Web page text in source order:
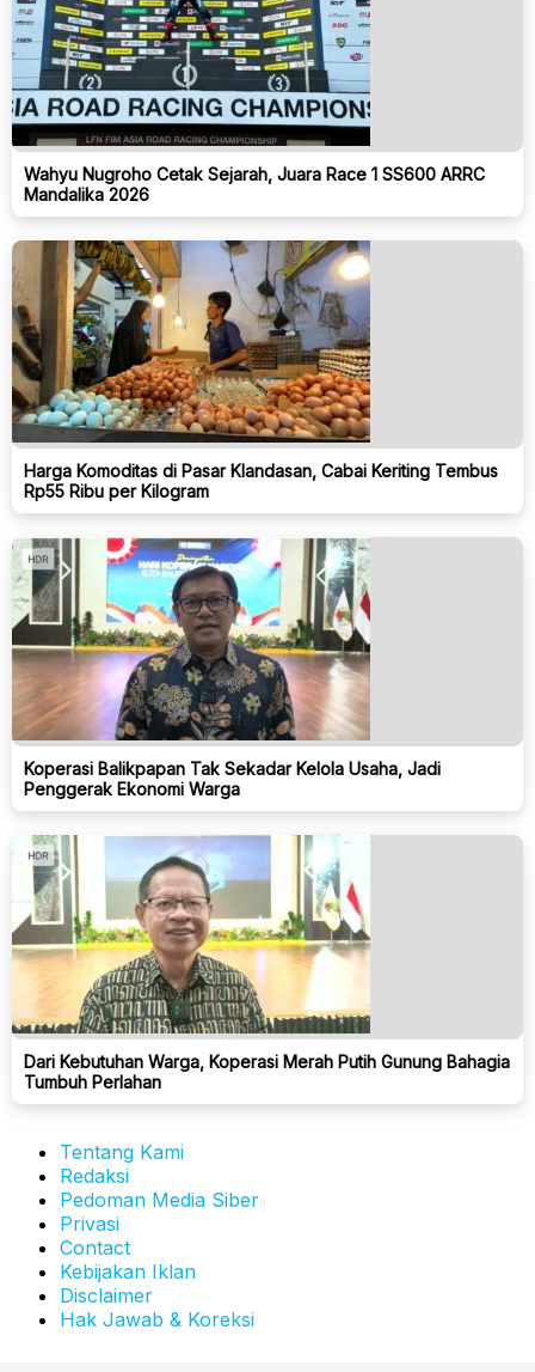
Wahyu Nugroho Cetak Sejarah, Juara Race 1 SS600 ARRC
Mandalika 2026
Harga Komoditas di Pasar Klandasan, Cabai Keriting Tembus
Rp55 Ribu per Kilogram
Koperasi Balikpapan Tak Sekadar Kelola Usaha, Jadi
Penggerak Ekonomi Warga
Dari Kebutuhan Warga, Koperasi Merah Putih Gunung Bahagia
Tumbuh Perlahan
Tentang Kami
Redaksi
Pedoman Media Siber
Privasi
Contact
Kebijakan Iklan
Disclaimer
Hak Jawab & Koreksi